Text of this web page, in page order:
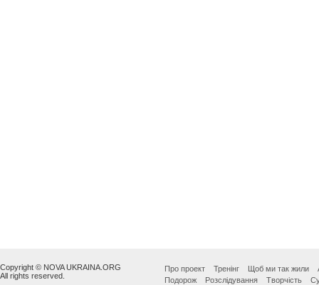
Copyright © NOVA UKRAINA.ORG
All rights reserved.
Про проект Тренінг Щоб ми так жили
Подорож
Розслідування Творчість